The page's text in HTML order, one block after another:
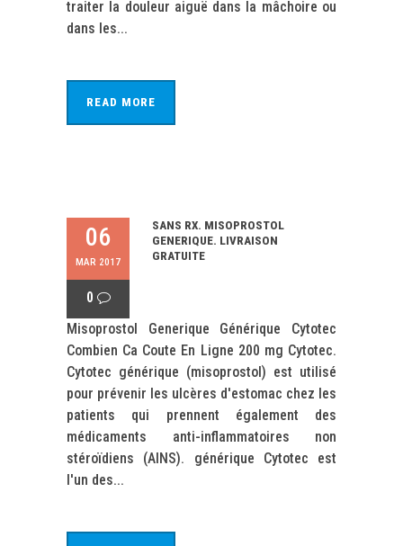
traiter la douleur aiguë dans la mâchoire ou
dans les...
READ MORE
06
MAR 2017
0
SANS RX. MISOPROSTOL
GENERIQUE. LIVRAISON
GRATUITE
Misoprostol Generique Générique Cytotec
Combien Ca Coute En Ligne 200 mg Cytotec.
Cytotec générique (misoprostol) est utilisé
pour prévenir les ulcères d'estomac chez les
patients qui prennent également des
médicaments anti-inflammatoires non
stéroïdiens (AINS). générique Cytotec est
l'un des...